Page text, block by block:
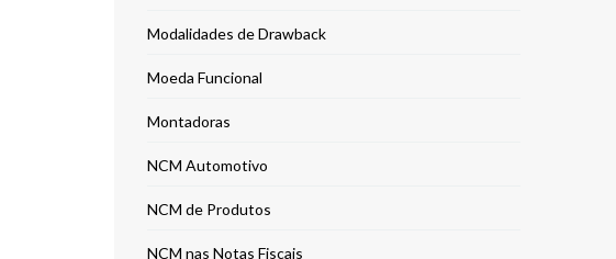
Modalidades de Drawback
Moeda Funcional
Montadoras
NCM Automotivo
NCM de Produtos
NCM nas Notas Fiscais